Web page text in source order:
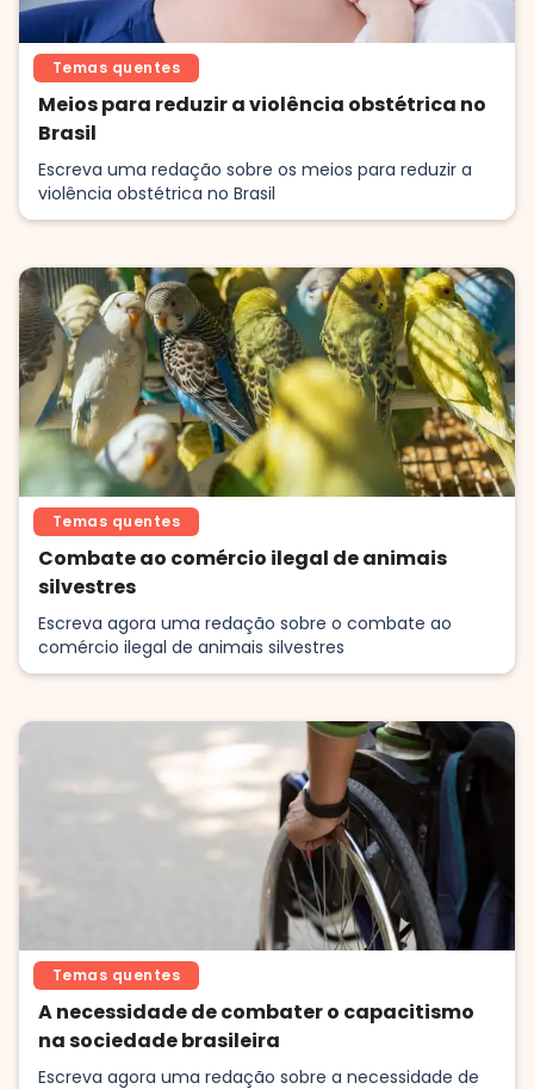
Temas quentes
Meios para reduzir a violência obstétrica no
Brasil
Escreva uma redação sobre os meios para reduzir a
violência obstétrica no Brasil
Temas quentes
Combate ao comércio ilegal de animais
silvestres
Escreva agora uma redação sobre o combate ao
comércio ilegal de animais silvestres
Temas quentes
A necessidade de combater o capacitismo
na sociedade brasileira
Escreva agora uma redação sobre a necessidade de